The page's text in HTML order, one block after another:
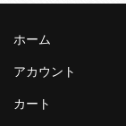
ホーム
アカウント
カート